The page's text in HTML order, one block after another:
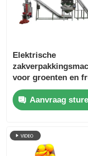
Elektrische
voor groenten en
met netten
Aanvraag